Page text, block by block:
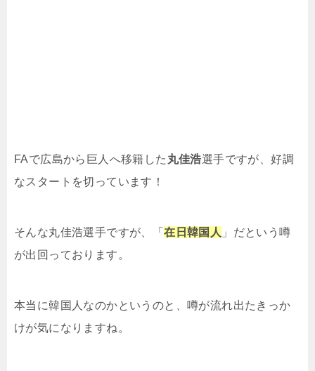
FAで広島から巨人へ移籍した 丸佳浩選手ですが、好調
なスタートを切っています！
そんな丸佳浩選手ですが、「在日韓国人 」だという噂
が出回っております。
本当に韓国人なのかというのと、噂が流れ出たきっか
けが気になりますね。